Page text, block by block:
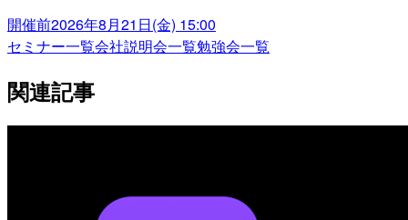
開催前2026年8月21日(金) 15:00
セミナー一覧会社説明会一覧勉強会一覧
関連記事